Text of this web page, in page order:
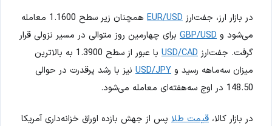
در بازار ارز، جفت‌ارز EUR/USD
همچنان زیر سطح 1.1600 معامله
می‌شود و GBP/USD برای چهارمین روز متوالی در مسیر نزولی قرار
گرفت. جفت‌ارز USD/CAD
با عبور از سطح 1.3900 به بالاترین
میزان سه‌ماهه رسید و USD/JPY نیز با رشد پرقدرت در حوالی
148.50 در اوج سه‌هفته‌ای معامله می‌شود.
در بازار کالا، قیمت طلا پس از جهش بازده اوراق خزانه‌داری آمریکا